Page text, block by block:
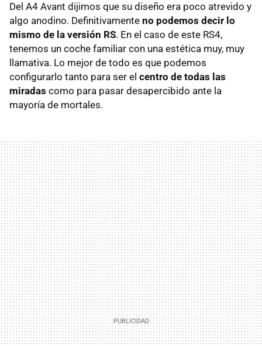
Del A4 Avant dijimos que su diseño era poco atrevido y
algo anodino. Definitivamente no podemos decir lo
mismo de la versión RS. En el caso de este RS4,
tenemos un coche familiar con una estética muy, muy
llamativa. Lo mejor de todo es que podemos
configurarlo tanto para ser el centro de todas las
miradas como para pasar desapercibido ante la
mayoría de mortales.